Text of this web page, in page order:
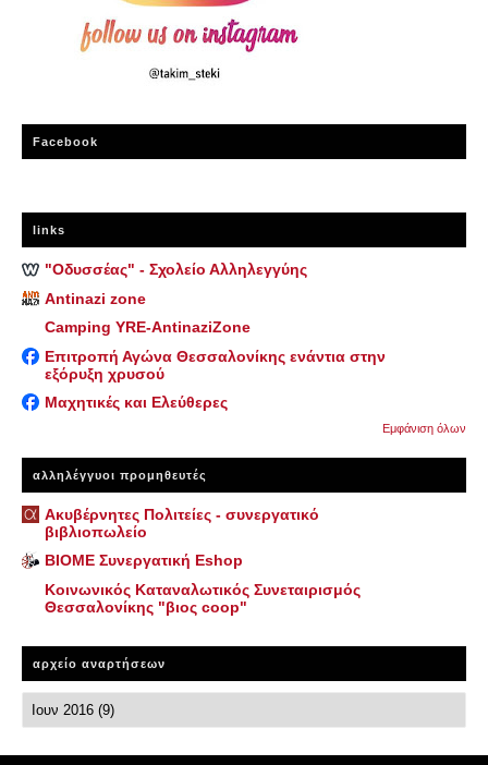
Facebook
links
"Οδυσσέας" - Σχολείο Αλληλεγγύης
Antinazi zone
Camping YRE-AntinaziZone
Επιτροπή Αγώνα Θεσσαλονίκης ενάντια στην
εξόρυξη χρυσού
Μαχητικές και Ελεύθερες
Εμφάνιση όλων
αλληλέγγυοι προμηθευτές
Ακυβέρνητες Πολιτείες - συνεργατικό
βιβλιοπωλείο
ΒΙΟΜΕ Συνεργατική Eshop
Κοινωνικός Καταναλωτικός Συνεταιρισμός
Θεσσαλονίκης "βιος coop"
αρχείο αναρτήσεων